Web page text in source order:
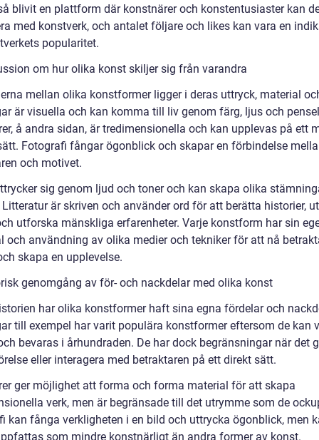
blivit en plattform där konstnärer och konstentusiaster kan
med konstverk, och antalet följare och likes kan vara en
popularitet.
om hur olika konst skiljer sig från varandra
mellan olika konstformer ligger i deras uttryck, material
är visuella och kan komma till liv genom färg, ljus och
å andra sidan, är tredimensionella och kan upplevas på ett
Fotografi fångar ögonblick och skapar en förbindelse
och motivet.
sig genom ljud och toner och kan skapa olika
är skriven och använder ord för att berätta historier,
utforska mänskliga erfarenheter. Varje konstform har sin
och användning av olika medier och tekniker för att nå
skapa en upplevelse.
genomgång av för- och nackdelar med olika konst
har olika konstformer haft sina egna fördelar och
till exempel har varit populära konstformer eftersom de kan
bevaras i århundraden. De har dock begränsningar när det
eller interagera med betraktaren på ett direkt sätt.
ger möjlighet att forma och forma material för att skapa
verk, men är begränsade till det utrymme som de
kan fånga verkligheten i en bild och uttrycka ögonblick, men
som mindre konstnärligt än andra former av konst.